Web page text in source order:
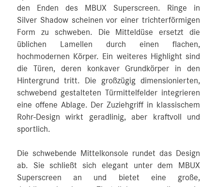
den Enden des MBUX Superscreen. Ringe in
Silver Shadow scheinen vor einer trichterförmigen
Form zu schweben. Die Mitteldüse ersetzt die
üblichen Lamellen durch einen flachen,
hochmodernen Körper. Ein weiteres Highlight sind
die Türen, deren konkaver Grundkörper in den
Hintergrund tritt. Die großzügig dimensionierten,
schwebend gestalteten Türmittelfelder integrieren
eine offene Ablage. Der Zuziehgriff in klassischem
Rohr-Design wirkt geradlinig, aber kraftvoll und
sportlich.
Die schwebende Mittelkonsole rundet das Design
ab. Sie schließt sich elegant unter dem MBUX
Superscreen an und bietet eine große,